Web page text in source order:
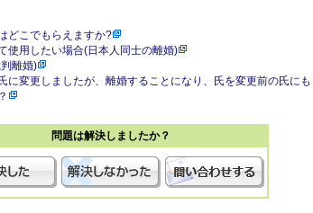
どこでもらえますか?
使用したい場合(日本人同士の離婚)
離婚)
に変更しましたが、離婚することになり、氏を変更前の氏に
問題は解決しましたか？